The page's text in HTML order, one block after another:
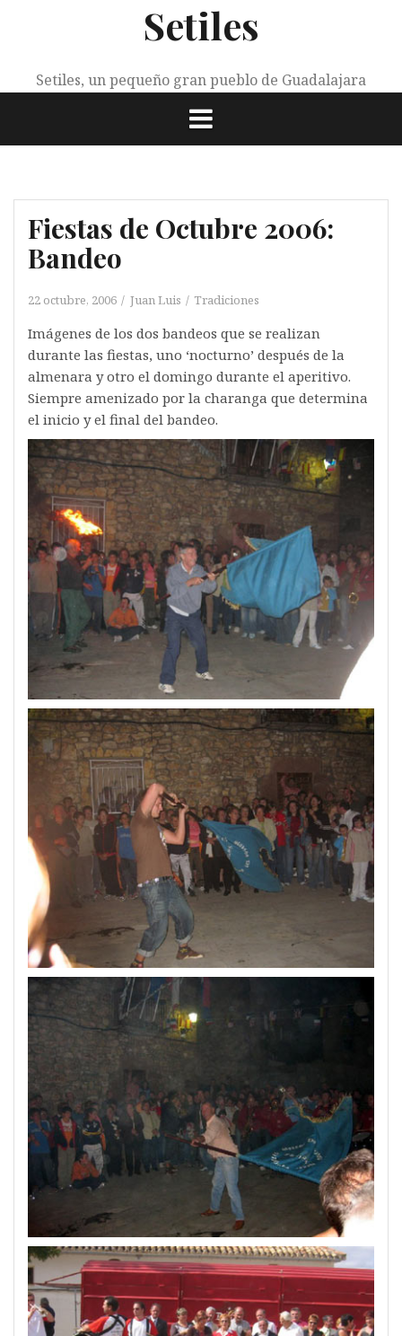
Setiles
Setiles, un pequeño gran pueblo de Guadalajara
Fiestas de Octubre 2006:
Bandeo
22 octubre, 2006 Juan Luis Tradiciones
Imágenes de los dos bandeos que se realizan
durante las fiestas, uno ‘nocturno’ después de la
almenara y otro el domingo durante el aperitivo.
Siempre amenizado por la charanga que determina
el inicio y el final del bandeo.